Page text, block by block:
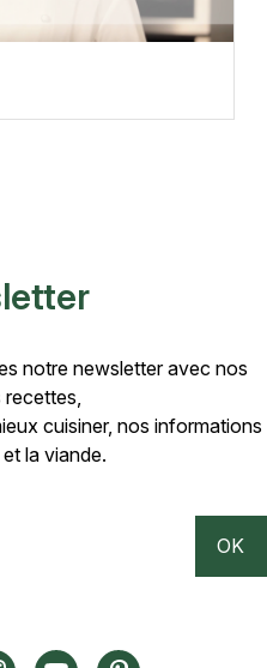
notre newsletter avec nos
cuisiner, nos informations
et la viande.